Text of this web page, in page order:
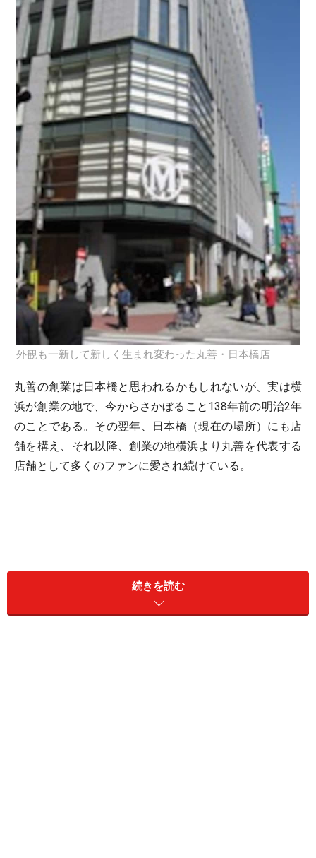
外観も一新して新しく生まれ変わった丸善・日本橋店
丸善の創業は日本橋と思われるかもしれないが、実は横
浜が創業の地で、今からさかぼること138年前の明治2年
のことである。その翌年、日本橋（現在の場所）にも店
舗を構え、それ以降、創業の地横浜より丸善を代表する
店舗として多くのファンに愛され続けている。
続きを読む